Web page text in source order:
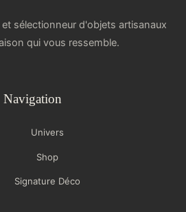
sélectionneur d'objets artisanaux
qui vous ressemble.
Navigation
Univers
Shop
Signature Déco